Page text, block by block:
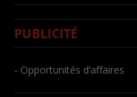
PUBLICITÉ
- Opportunités d’affaires